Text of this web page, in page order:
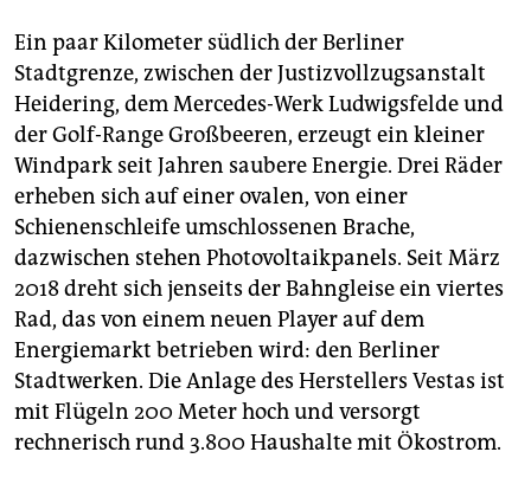
fragen & hilfe
unterstützen
abo
genossenschaft
epaper login
Ein paar Kilometer südlich der Berliner
Stadtgrenze, zwischen der Justizvollzugsanstalt
Heidering, dem Mercedes-Werk Ludwigsfelde und
der Golf-Range Großbeeren, erzeugt ein kleiner
Windpark seit Jahren saubere Energie. Drei Räder
erheben sich auf einer ovalen, von einer
Schienenschleife umschlossenen Brache,
dazwischen stehen Photovoltaikpanels. Seit März
2018 dreht sich jenseits der Bahngleise ein viertes
Rad, das von einem neuen Player auf dem
Energiemarkt betrieben wird: den Berliner
Stadtwerken. Die Anlage des Herstellers Vestas ist
mit Flügeln 200 Meter hoch und versorgt
rechnerisch rund 3.800 Haushalte mit Ökostrom.